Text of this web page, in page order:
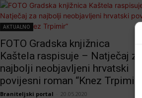
AKTUALNO
FOTO Gradska knjižnica
Kaštela raspisuje – Natječaj za
najbolji neobjavljeni hrvatski
povijesni roman “Knez Trpimir”
Braniteljski portal 20.05.2020